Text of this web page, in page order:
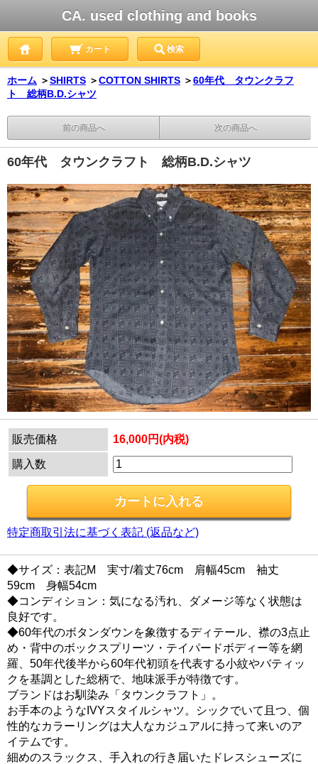
CA. used clothing and books
カート 検索
ホーム ＞SHIRTS ＞COTTON SHIRTS ＞60年代 タウンクラフ
ト 総柄B.D.シャツ
前の商品へ 次の商品へ
60年代 タウンクラフト 総柄B.D.シャツ
販売価格 16,000円(内税)
購入数
特定商取引法に基づく表記 (返品など)
◆サイズ：表記M 実寸/着丈76cm 肩幅45cm 袖丈
59cm 身幅54cm
◆コンディション：気になる汚れ、ダメージ等なく状態は
良好です。
◆60年代のボタンダウンを象徴するディテール、襟の3点止
め・背中のボックスプリーツ・テイパードボディー等を網
羅、50年代後半から60年代初頭を代表する小紋やバティッ
クを基調とした総柄で、地味派手が特徴です。
ブランドはお馴染み「タウンクラフト」。
お手本のようなIVYスタイルシャツ。シックでいて且つ、個
性的なカラーリングは大人なカジュアルに持って来いのア
イテムです。
細めのスラックス、手入れの行き届いたドレスシューズに